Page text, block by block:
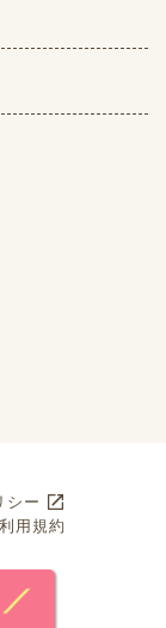
シー
利用規約